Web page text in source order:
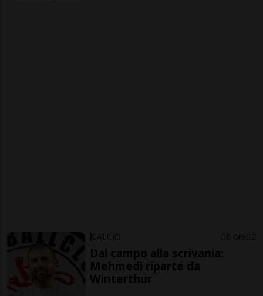
CALCIO 8 ore 2
Dal campo alla scrivania:
Mehmedi riparte da
Winterthur